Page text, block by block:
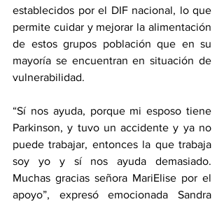
establecidos por el DIF nacional, lo que
permite cuidar y mejorar la alimentación
de estos grupos población que en su
mayoría se encuentran en situación de
vulnerabilidad.
“Sí nos ayuda, porque mi esposo tiene
Parkinson, y tuvo un accidente y ya no
puede trabajar, entonces la que trabaja
soy yo y sí nos ayuda demasiado.
Muchas gracias señora MariElise por el
apoyo”, expresó emocionada Sandra